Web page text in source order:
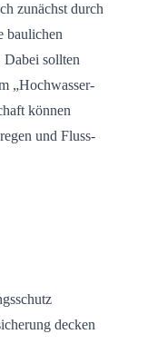
zunächst durch
baulichen
Dabei sollten
„Hochwasser-
können
und Fluss-
decken